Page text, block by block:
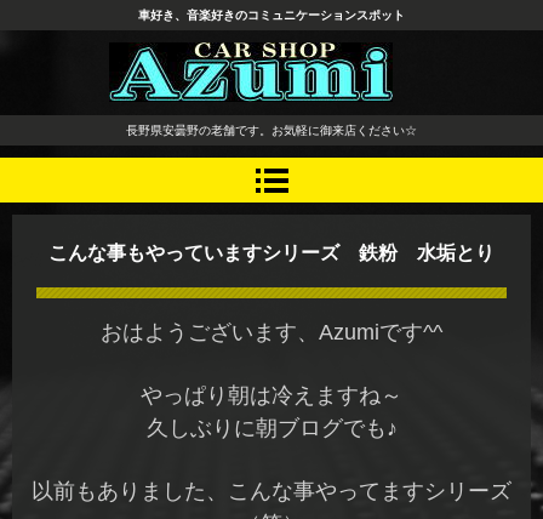
長野県 安曇野市 タイヤ ホ
イール デッドニング カーオ
ーディオ レカロシート
車好き、音楽好きのコミュニケーションスポット
長野県安曇野の老舗です。お気軽に御来店ください☆
こんな事もやっていますシリーズ 鉄粉 水垢とり
おはようございます、Azumiです^^
やっぱり朝は冷えますね～
久しぶりに朝ブログでも♪
以前もありました、こんな事やってますシリーズ